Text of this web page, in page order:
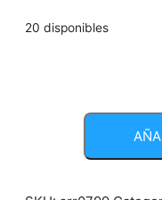
20 disponibles